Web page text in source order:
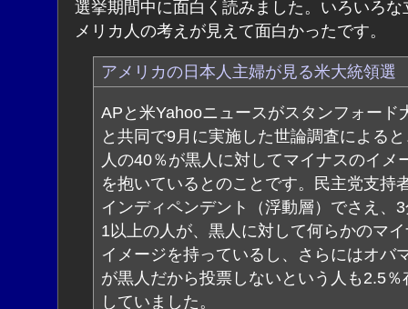
選挙期間中に面白く読みました。いろいろな
メリカ人の考えが見えて面白かったです。
アメリカの日本人主婦が見る米大統領選
APと米Yahooニュースがスタンフォード
と共同で9月に実施した世論調査による
人の40％が黒人に対してマイナスのイメ
を抱いているとのことです。民主党支持
インディペンデント（浮動層）でさえ、
1以上の人が、黒人に対して何らかのマ
イメージを持っているし、さらにはオバ
が黒人だから投票しないという人も2.5％
していました。